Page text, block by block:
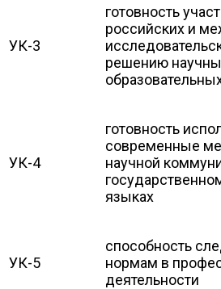
УК-3
готовность
российских и
решению
УК-4
готовность
современные
научной
языках
УК-5
способность
нормам в
деятельности